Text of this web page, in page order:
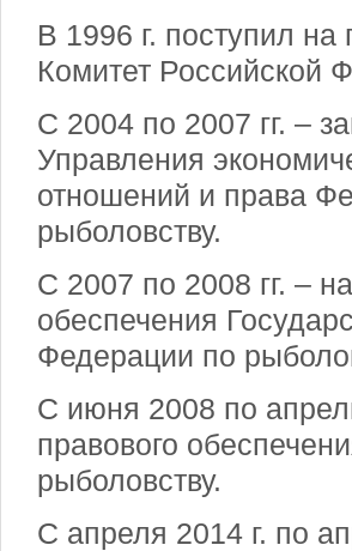
В 1996 г. поступил на
Комитет Российской
С 2004 по 2007 гг. –
Управления
отношений и права
рыболовству.
С 2007 по 2008 гг. –
обеспечения
Федерации по
С июня 2008 по
правового
рыболовству.
С апреля 2014 г. по